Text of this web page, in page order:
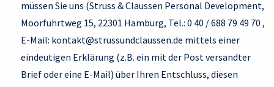
müssen Sie uns (Struss & Claussen Personal Development,
Moorfuhrtweg 15, 22301 Hamburg, Tel.: 0 40 / 688 79 49 70 ,
E-Mail: kontakt@strussundclaussen.de mittels einer
eindeutigen Erklärung (z.B. ein mit der Post versandter
Brief oder eine E-Mail) über Ihren Entschluss, diesen